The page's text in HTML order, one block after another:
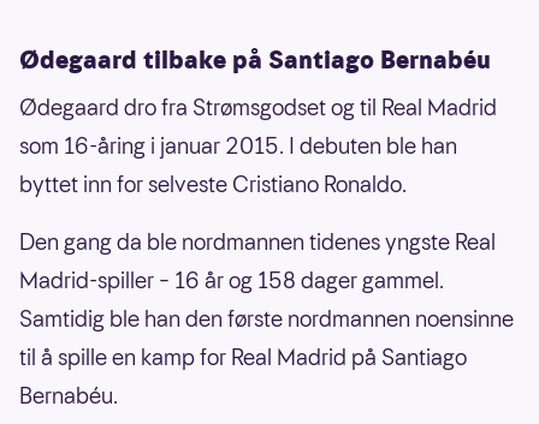
Ødegaard tilbake på Santiago Bernabéu
Ødegaard dro fra Strømsgodset og til Real Madrid
som 16-åring i januar 2015. I debuten ble han
byttet inn for selveste Cristiano Ronaldo.
Den gang da ble nordmannen tidenes yngste Real
Madrid-spiller – 16 år og 158 dager gammel.
Samtidig ble han den første nordmannen noensinne
til å spille en kamp for Real Madrid på Santiago
Bernabéu.